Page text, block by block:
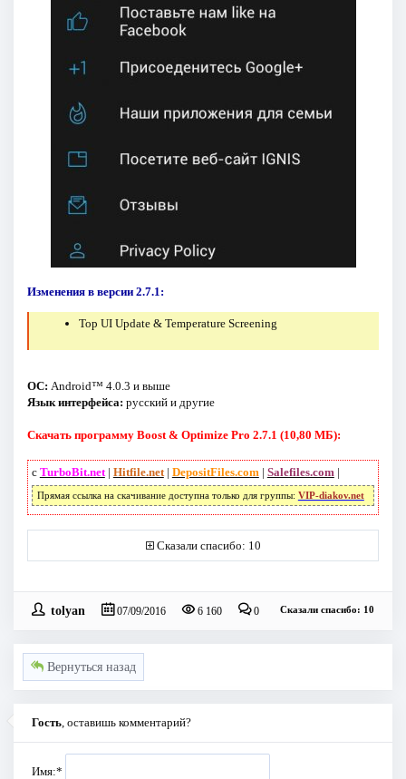
Изменения в версии 2.7.1:
Top UI Update & Temperature Screening
ОС: Android™ 4.0.3 и выше
Язык интерфейса: русский и другие
Скачать программу Boost & Optimize Pro 2.7.1 (10,80 МБ):
с TurboBit.net| Hitfile.net| DepositFiles.com | Salefiles.com |
Прямая ссылка на скачивание доступна только для группы: VIP-diakov.net
Сказали спасибо: 10
tolyan 07/09/2016 6 160 0 Сказали спасибо: 10
Вернуться назад
Гость , оставишь комментарий?
Имя:*